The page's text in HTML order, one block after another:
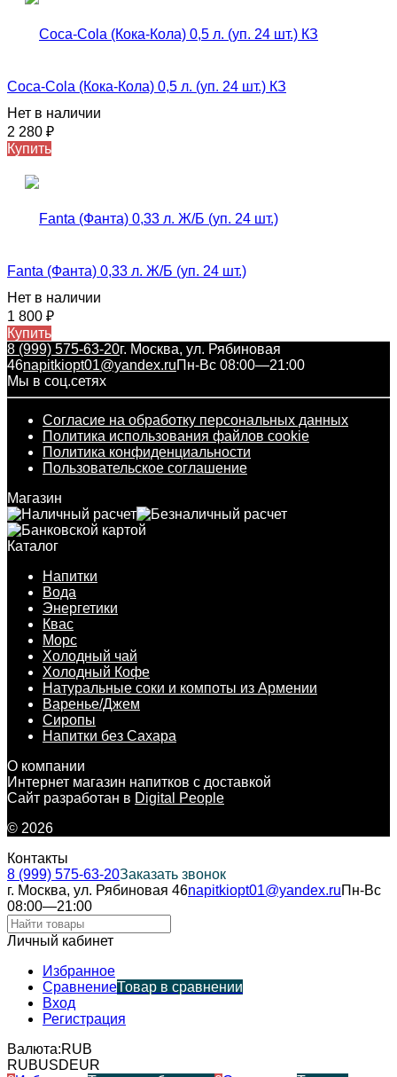
Coca-Cola (Кока-Кола) 0,5 л. (уп. 24 шт.) КЗ
Нет в наличии
2 280 ₽
Купить
Fanta (Фанта) 0,33 л. Ж/Б (уп. 24 шт.)
Нет в наличии
1 800 ₽
Купить
8 (999) 575-63-20г. Москва, ул. Рябиновая
46napitkiopt01@yandex.ruПн-Вс 08:00—21:00
Мы в соц.сетях
Согласие на обработку персональных данных
Политика использования файлов cookie
Политика конфиденциальности
Пользовательское соглашение
Магазин
Каталог
Напитки
Вода
Энергетики
Квас
Морс
Холодный чай
Холодный Кофе
Натуральные соки и компоты из Армении
Варенье/Джем
Сиропы
Напитки без Сахара
О компании
Интернет магазин напитков с доставкой
Сайт разработан в Digital People
© 2026
Контакты
8 (999) 575-63-20Заказать звонок
г. Москва, ул. Рябиновая 46napitkiopt01@yandex.ruПн-Вс
08:00—21:00
Личный кабинет
Избранное
СравнениеТовар в сравнении
Вход
Регистрация
Валюта:RUB
RUBUSDEUR